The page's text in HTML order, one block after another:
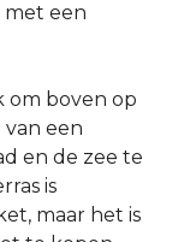
met een
om boven op
een
en de zee te
is
maar het is